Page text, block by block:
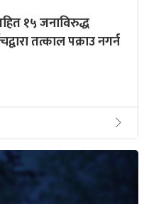
१५ जनाविरुद्ध
तत्काल पक्राउ नगर्न